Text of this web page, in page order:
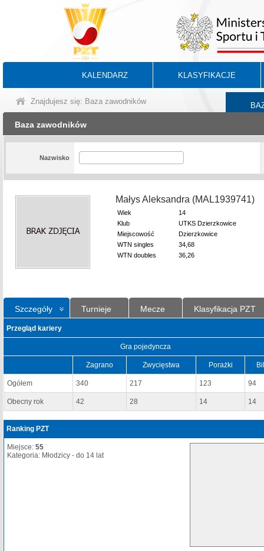
KALENDARZ KLASYFIKACJE
Znajdujesz się: Baza zawodników
Baza zawodników
Nazwisko
Małys Aleksandra (MAL1939741)
Wiek
14
Klub
UTKS Dzierzkowice
Miejscowość
Dzierzkowice
WTN singles
34,68
WTN doubles
36,26
Szczegóły Turnieje Mecze Klasyfikacja PZT
Przegląd kariery
Gra pojedyncza
Zagrano Zwycięstwa Porażki
Ogółem 340 217 123 94
Obecny rok 42 28 14 14
Ranking PZT
Miejsce: 55
Kategoria: Młodzicy - do 14 lat